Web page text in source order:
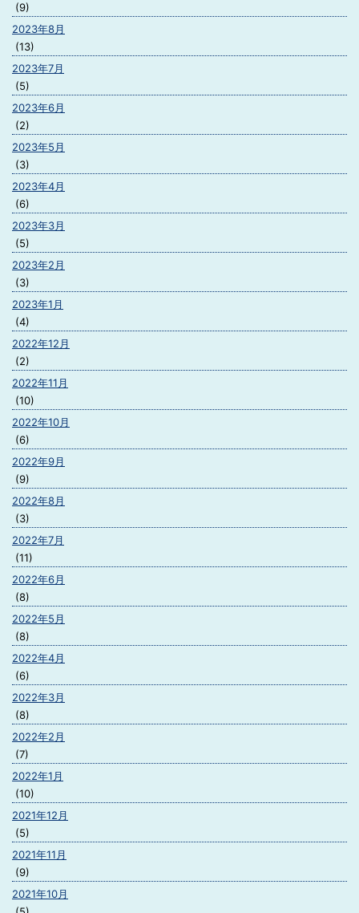
(9)
2023年8月
(13)
2023年7月
(5)
2023年6月
(2)
2023年5月
(3)
2023年4月
(6)
2023年3月
(5)
2023年2月
(3)
2023年1月
(4)
2022年12月
(2)
2022年11月
(10)
2022年10月
(6)
2022年9月
(9)
2022年8月
(3)
2022年7月
(11)
2022年6月
(8)
2022年5月
(8)
2022年4月
(6)
2022年3月
(8)
2022年2月
(7)
2022年1月
(10)
2021年12月
(5)
2021年11月
(9)
2021年10月